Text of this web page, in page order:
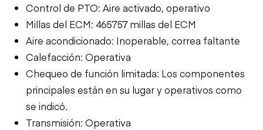
Control de PTO: Aire activado, operativo
Millas del ECM: 465757 millas del ECM
Aire acondicionado: Inoperable, correa faltante
Calefacción: Operativa
Chequeo de función limitada: Los componentes
principales están en su lugar y operativos como
se indicó.
Transmisión: Operativa